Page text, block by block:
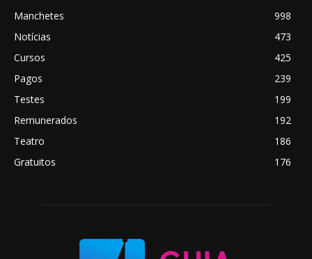
Manchetes
998
Notícias
473
Cursos
425
Pagos
239
Testes
199
Remunerados
192
Teatro
186
Gratuitos
176